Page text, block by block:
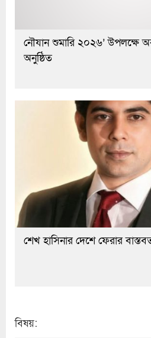
নৌযান শুমারি ২০২৬’ উপলক্ষে
অনুষ্ঠিত
শেখ হাসিনার দেশে ফেরার
বিষয়: